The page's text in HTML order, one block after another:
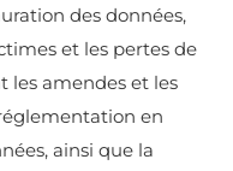
des données,
et les pertes de
les amendes et les
en
ainsi que la